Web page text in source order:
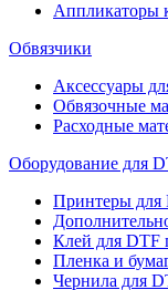
Аппликаторы
Обвязчики
Аксессуары
Обвязочные
Расходные
Оборудование для
Принтеры для
Клей для DTF
Пленка и
Чернила для